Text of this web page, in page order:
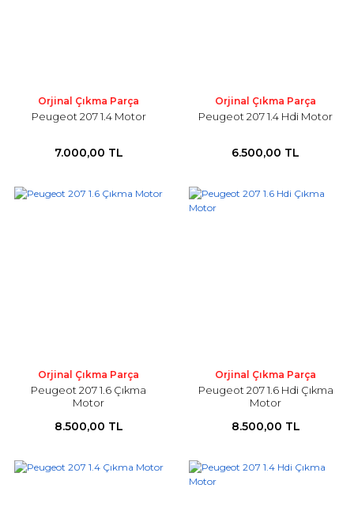
Orjinal Çıkma Parça
Peugeot 207 1.4 Motor
7.000,00 TL
Orjinal Çıkma Parça
Peugeot 207 1.4 Hdi Motor
6.500,00 TL
Orjinal Çıkma Parça
Peugeot 207 1.6 Çıkma
Motor
8.500,00 TL
Orjinal Çıkma Parça
Peugeot 207 1.6 Hdi Çıkma
Motor
8.500,00 TL